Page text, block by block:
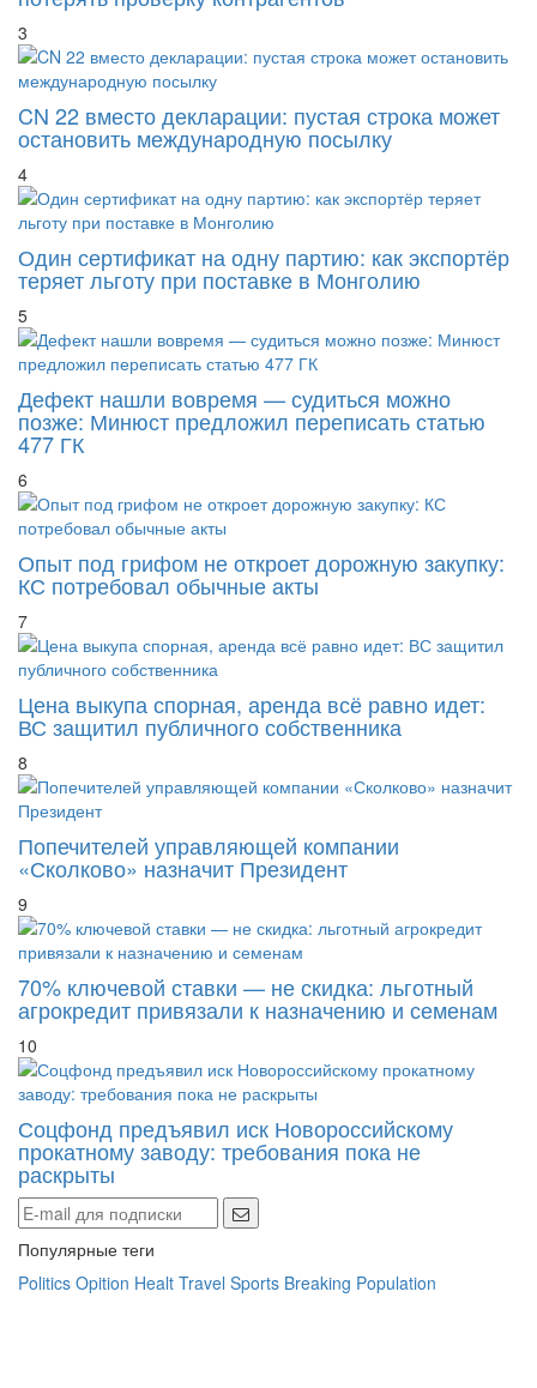
3
CN 22 вместо декларации: пустая строка может
остановить международную посылку
4
Один сертификат на одну партию: как экспортёр
теряет льготу при поставке в Монголию
5
Дефект нашли вовремя — судиться можно
позже: Минюст предложил переписать статью
477 ГК
6
Опыт под грифом не откроет дорожную закупку:
КС потребовал обычные акты
7
Цена выкупа спорная, аренда всё равно идет:
ВС защитил публичного собственника
8
Попечителей управляющей компании
«Сколково» назначит Президент
9
70% ключевой ставки — не скидка: льготный
агрокредит привязали к назначению и семенам
10
Соцфонд предъявил иск Новороссийскому
прокатному заводу: требования пока не
раскрыты
Популярные теги
Politics Opition Healt Travel Sports Breaking Population